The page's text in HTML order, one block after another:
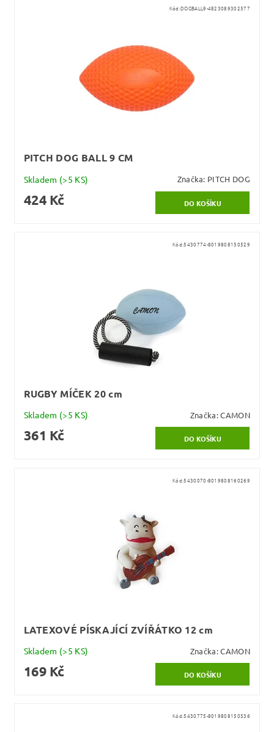
Kód:DOGBALL9-4823089302577
PITCH DOG BALL 9 CM
Skladem (>5 KS) Značka: PITCH DOG
424 Kč
Kód:5430774-8019808150529
RUGBY MÍČEK 20 cm
Skladem (>5 KS) Značka:CAMON
361 Kč
Kód:5430070-8019808160269
LATEXOVÉ PÍSKAJÍCÍ ZVÍŘÁTKO 12 cm
Skladem (>5 KS) Značka:CAMON
169 Kč
Kód:5430775-8019808150536